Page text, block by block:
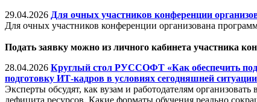
29.04.2026 Для очных участников конференции
Для очных участников конференции организована
Подать заявку можно из личного кабинета участника
28.04.2026 Круглый стол РУССОФТ «Как обеспечить
подготовку ИТ-кадров в условиях сегодняшней ситуации
Эксперты обсудят, как вузам и работодателям
дефицита ресурсов, Какие форматы обучения реально